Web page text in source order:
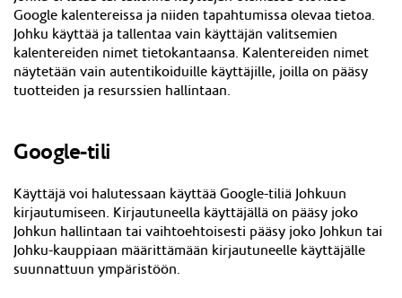
Google kalentereissa ja niiden tapahtumissa olevaa tietoa.
Johku käyttää ja tallentaa vain käyttäjän valitsemien
kalentereiden nimet tietokantaansa. Kalentereiden nimet
näytetään vain autentikoiduille käyttäjille, joilla on pääsy
tuotteiden ja resurssien hallintaan.
Google-tili
Käyttäjä voi halutessaan käyttää Google-tiliä Johkuun
kirjautumiseen. Kirjautuneella käyttäjällä on pääsy joko
Johkun hallintaan tai vaihtoehtoisesti pääsy joko Johkun tai
Johku-kauppiaan määrittämään kirjautuneelle käyttäjälle
suunnattuun ympäristöön.